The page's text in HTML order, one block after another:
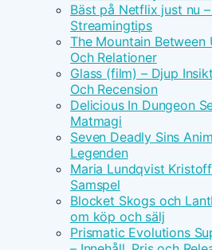
Bäst på Netflix just nu
Streamingtips
The Mountain Between
Och Relationer
Glass (film) – Djup
Och Recension
Delicious In Dungeon
Matmagi
Seven Deadly Sins
Legenden
Maria Lundqvist
Samspel
Blocket Skogs och
om köp och sälj
Prismatic Evolutions